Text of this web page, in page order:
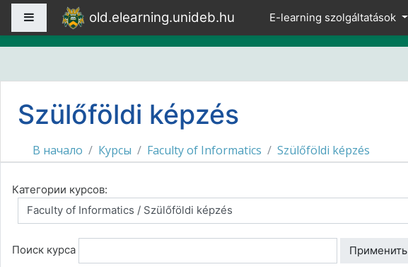
Перейти к основному содержанию
Боковая панельold.elearning.unideb.hu E-learning szolgáltatások
Szülőföldi képzés
В начало Курсы Faculty of Informatics Szülőföldi képzés
Категории курсов:
Поиск курса Применить